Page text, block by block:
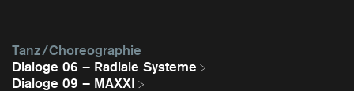
Tanz / Choreographie
Dialoge 06 – Radiale Systeme
Dialoge 09 – MAXXI